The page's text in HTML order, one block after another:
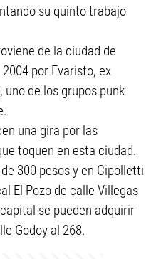
su quinto trabajo
de la ciudad de
por Evaristo, ex
de los grupos punk
una gira por las
toquen en esta ciudad.
300 pesos y en Cipolletti
El Pozo de calle Villegas
se pueden adquirir
Godoy al 268.